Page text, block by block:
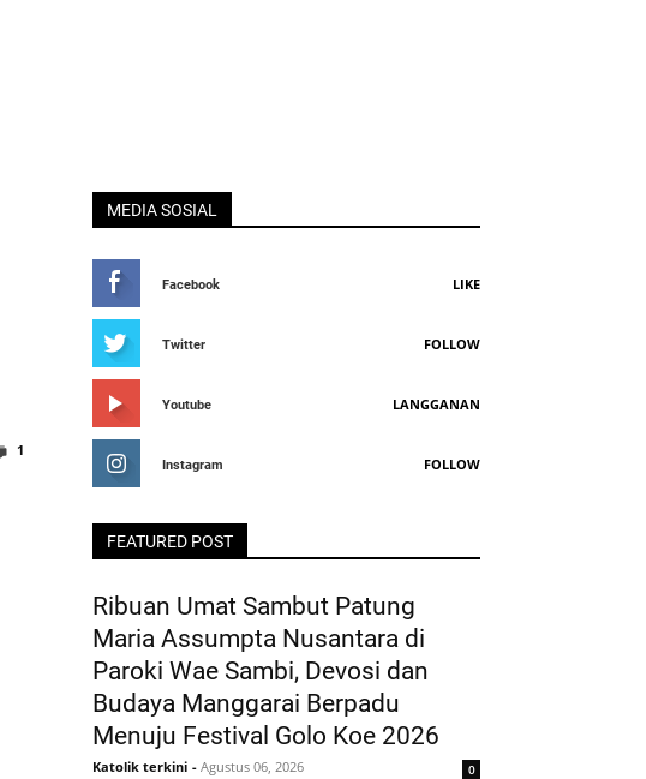
1
MEDIA SOSIAL
Facebook LIKE
Twitter FOLLOW
Youtube LANGGANAN
Instagram FOLLOW
FEATURED POST
Ribuan Umat Sambut Patung
Maria Assumpta Nusantara di
Paroki Wae Sambi, Devosi dan
Budaya Manggarai Berpadu
Menuju Festival Golo Koe 2026
Katolik terkini - Agustus 06, 2026 0